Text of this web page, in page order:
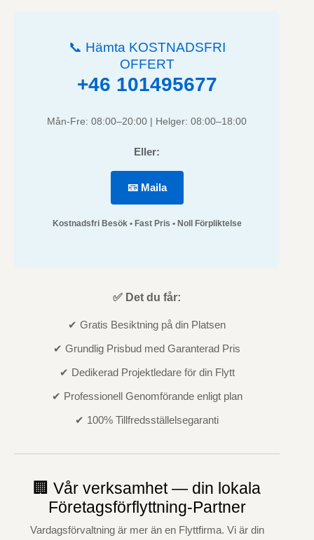
📞 Hämta KOSTNADSFRI
OFFERT
+46 101495677
Mån-Fre: 08:00–20:00 | Helger: 08:00–18:00
Eller:
📧 Maila
Kostnadsfri Besök • Fast Pris • Noll Förpliktelse
✅ Det du får:
✔ Gratis Besiktning på din Platsen
✔ Grundlig Prisbud med Garanterad Pris
✔ Dedikerad Projektledare för din Flytt
✔ Professionell Genomförande enligt plan
✔ 100% Tillfredsställelsegaranti
🏢 Vår verksamhet — din lokala
Företagsförflyttning-Partner
Vardagsförvaltning är mer än en Flyttfirma. Vi är din